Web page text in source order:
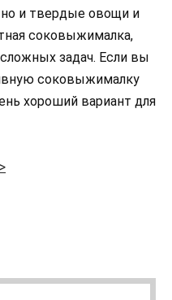
и твердые овощи и
соковыжималка,
задач. Если вы
соковыжималку
хороший вариант для